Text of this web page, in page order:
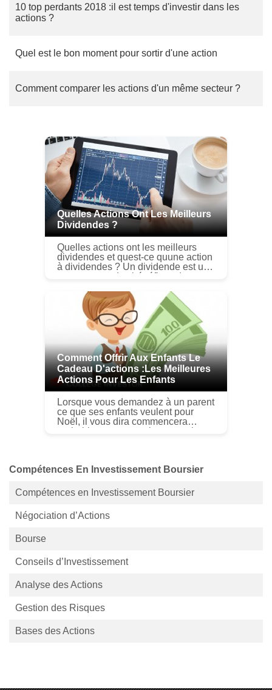
10 top perdants 2018 :il est temps d'investir dans les
actions ?
Quel est le bon moment pour sortir d'une action
Comment comparer les actions d'un même secteur ?
Quelles Actions Ont Les Meilleurs
Dividendes ?
Quelles actions ont les meilleurs
dividendes et quest-ce quune action
à dividendes ? Un dividende est un
pourcentage des bénéfices dune
actionnaires sur une base ...
Comment Offrir Aux Enfants Le
Cadeau D'actions :les Meilleures
Actions Pour Les Enfants
Lorsque vous demandez à un parent
ce que ses enfants veulent pour
Noël, il vous dira commencera
probablement par un long soupir
Compétences En Investissement Boursier
Compétences en Investissement Boursier
Négociation d’Actions
Bourse
Conseils d’Investissement
Analyse des Actions
Gestion des Risques
Bases des Actions